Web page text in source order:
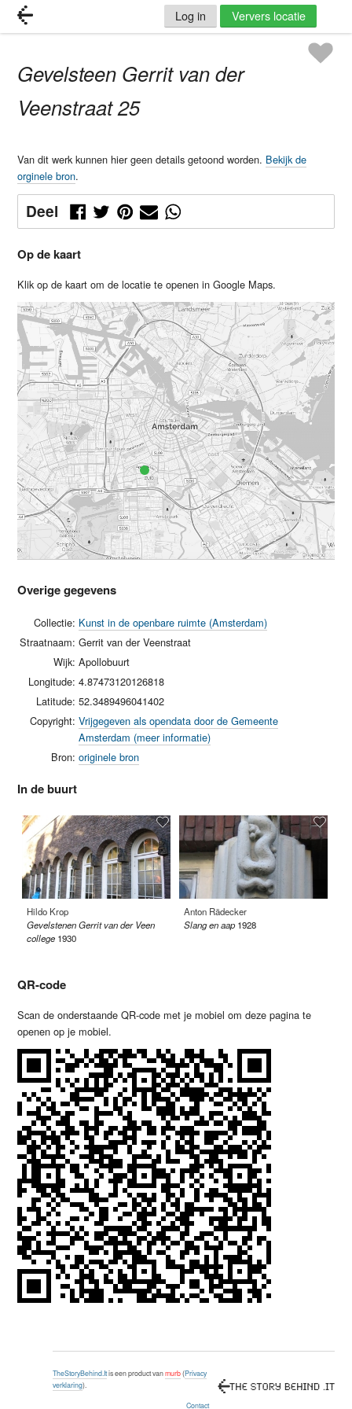
Log in Ververs locatie
Gevelsteen Gerrit van der
Veenstraat 25
Van dit werk kunnen hier geen details getoond worden. Bekijk de
orginele bron.
Deel
Op de kaart
Klik op de kaart om de locatie te openen in Google Maps.
Overige gegevens
Collectie: Kunst in de openbare ruimte (Amsterdam)
Straatnaam: Gerrit van der Veenstraat
Wijk: Apollobuurt
Longitude: 4.87473120126818
Latitude: 52.3489496041402
Copyright: Vrijgegeven als opendata door de Gemeente
Amsterdam (meer informatie)
Bron: originele bron
In de buurt
Hildo Krop
Gevelstenen Gerrit van der Veen
college 1930
Anton Rädecker
Slang en aap 1928
QR-code
Scan de onderstaande QR-code met je mobiel om deze pagina te
openen op je mobiel.
TheStoryBehind.Itis een product vanmurb(Privacy
verklaring).
Contact